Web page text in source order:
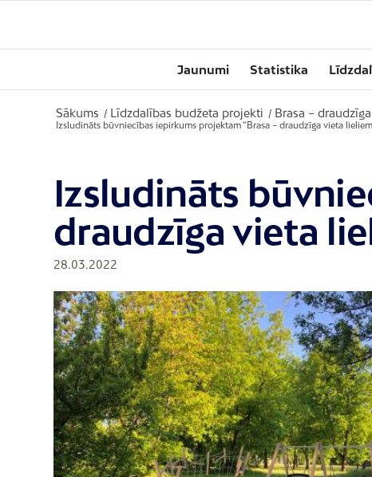
Jaunumi Statistika
Sākums / Līdzdalības budžeta projekti / Brasa –
Izsludināts būvniecības iepirkums projektam “Brasa – draudzīga vieta
Izsludināts
draudzīga vieta
28.03.2022